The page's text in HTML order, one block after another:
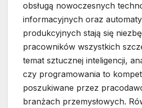
obsługą nowoczesnych
informacyjnych oraz
produkcyjnych stają się
pracowników wszystkich
temat sztucznej inteligencji,
czy programowania to
poszukiwane przez
branżach przemysłowych.